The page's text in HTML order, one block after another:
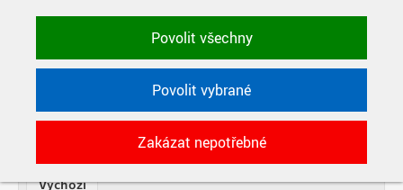
zakázat, případně vybrat a povolit cookies podle
kategorie. Svoje rozhodnutí můžete samozřejmě
kdykoli změnit.
POTŘEBNÉ
Technické cookies využívané aplikacemi
ČVUT pro uchování jejich nastavení,
Povolit všechny
Povolit vybrané
Zakázat nepotřebné
SOUČÁST POČET